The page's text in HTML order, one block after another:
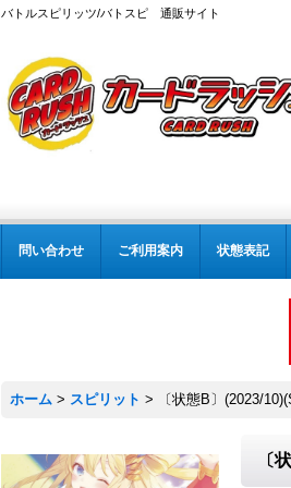
バトルスピリッツ/バトスピ 通販サイト
問い合わせ ご利用案内 状態表記
ホーム > スピリット > 〔状態B〕(2023/
〔